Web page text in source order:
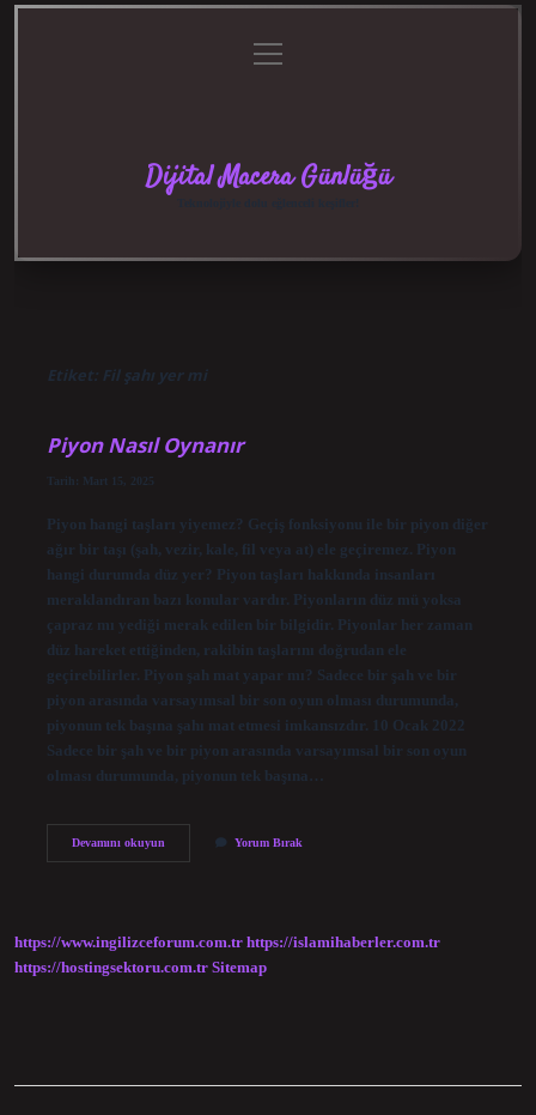
menüyü
aç
Dijital Macera Günlüğü
Etiket: Fil şahı yer mi
Piyon Nasıl Oynanır
Tarih: Mart 15, 2025
Piyon hangi taşları yiyemez? Geçiş fonksiyonu ile bir piyon diğer
ağır bir taşı (şah, vezir, kale, fil veya at) ele geçiremez. Piyon
hangi durumda düz yer? Piyon taşları hakkında insanları
meraklandıran bazı konular vardır. Piyonların düz mü yoksa
çapraz mı yediği merak edilen bir bilgidir. Piyonlar her zaman
düz hareket ettiğinden, rakibin taşlarını doğrudan ele
geçirebilirler. Piyon şah mat yapar mı? Sadece bir şah ve bir
piyon arasında varsayımsal bir son oyun olması durumunda,
piyonun tek başına şahı mat etmesi imkansızdır. 10 Ocak 2022
Sadece bir şah ve bir piyon arasında varsayımsal bir son oyun
olması durumunda, piyonun tek başına…
Devamını okuyunPiyon
Yorum Bırak
https://www.ingilizceforum.com.tr https://islamihaberler.com.tr
https://hostingsektoru.com.tr Sitemap